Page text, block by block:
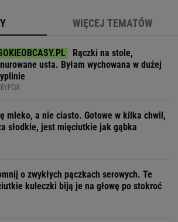
WIĘCEJ TEMATÓW
Rączki na stole,
usta. Byłam wychowana w dużej
mleko, a nie ciasto. Gotowe w kilka chwil,
słodkie, jest mięciutkie jak gąbka
o zwykłych pączkach serowych. Te
kuleczki biją je na głowę po stokroć